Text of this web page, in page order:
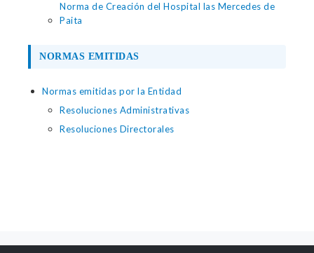
Norma de Creación del Hospital las Mercedes de
Paita
NORMAS EMITIDAS
Normas emitidas por la Entidad
Resoluciones Administrativas
Resoluciones Directorales